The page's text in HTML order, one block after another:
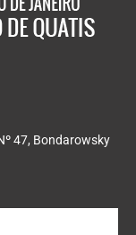
47, Bondarowsky